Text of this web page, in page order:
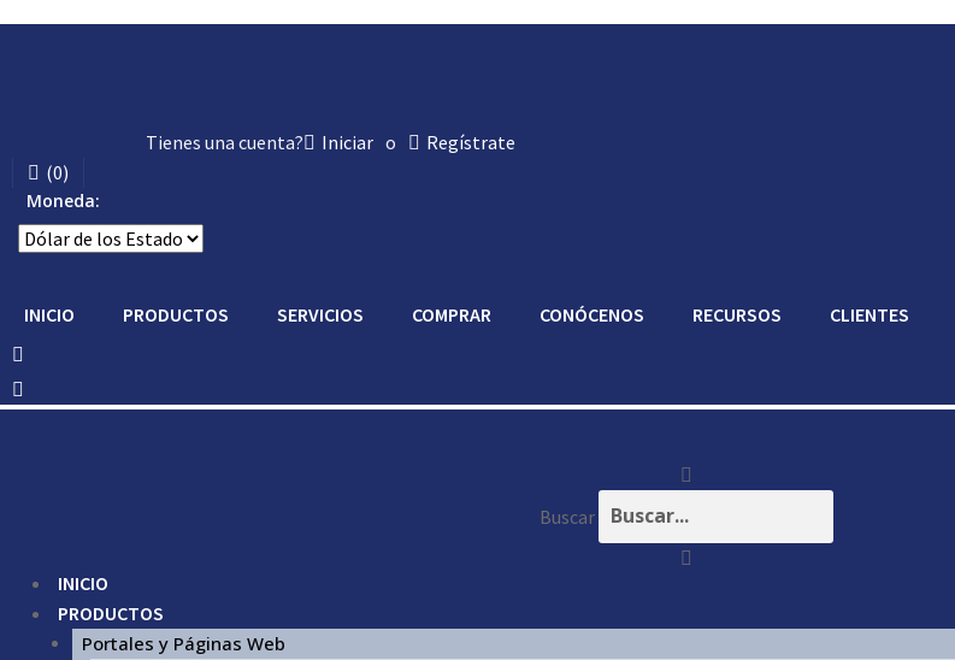
Tienes una cuenta? Iniciar o
Regístrate
(0)
Moneda:
INICIO PRODUCTOS SERVICIOS COMPRAR CONÓCENOS RECURSOS CLIENTES
Buscar
INICIO
PRODUCTOS
Portales y Páginas Web